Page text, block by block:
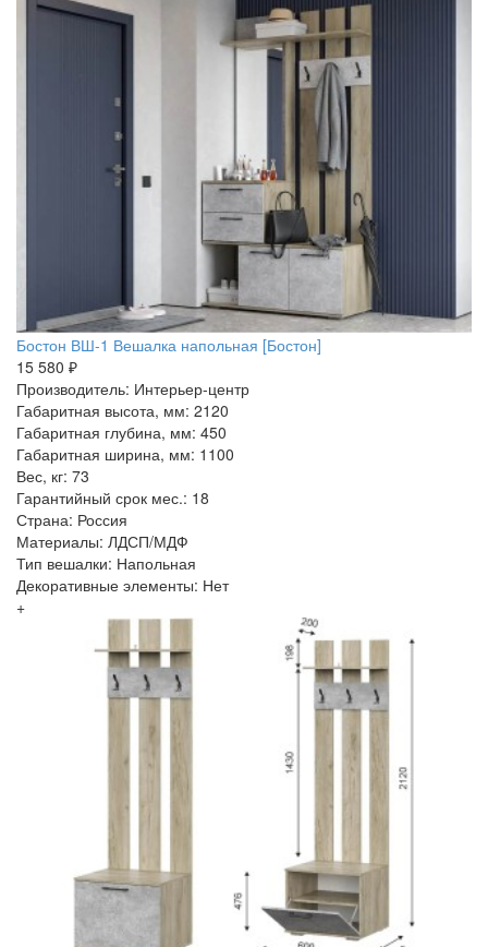
Бостон ВШ-1 Вешалка напольная [Бостон]
15 580 ₽
Производитель: Интерьер-центр
Габаритная высота, мм: 2120
Габаритная глубина, мм: 450
Габаритная ширина, мм: 1100
Вес, кг: 73
Гарантийный срок мес.: 18
Страна: Россия
Материалы: ЛДСП/МДФ
Тип вешалки: Напольная
Декоративные элементы: Нет
+